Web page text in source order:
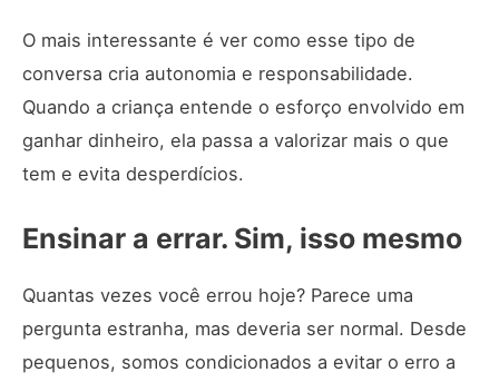
O mais interessante é ver como esse tipo de
conversa cria autonomia e responsabilidade.
Quando a criança entende o esforço envolvido em
ganhar dinheiro, ela passa a valorizar mais o que
tem e evita desperdícios.
Ensinar a errar. Sim, isso mesmo
Quantas vezes você errou hoje? Parece uma
pergunta estranha, mas deveria ser normal. Desde
pequenos, somos condicionados a evitar o erro a